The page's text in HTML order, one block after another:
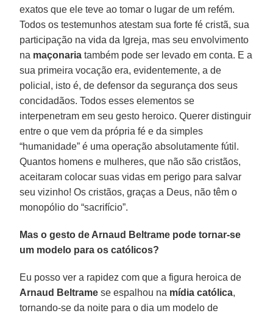
exatos que ele teve ao tomar o lugar de um refém.
Todos os testemunhos atestam sua forte fé cristã, sua
participação na vida da Igreja, mas seu envolvimento
na maçonaria também pode ser levado em conta. E a
sua primeira vocação era, evidentemente, a de
policial, isto é, de defensor da segurança dos seus
concidadãos. Todos esses elementos se
interpenetram em seu gesto heroico. Querer distinguir
entre o que vem da própria fé e da simples
“humanidade” é uma operação absolutamente fútil.
Quantos homens e mulheres, que não são cristãos,
aceitaram colocar suas vidas em perigo para salvar
seu vizinho! Os cristãos, graças a Deus, não têm o
monopólio do “sacrifício”.
Mas o gesto de Arnaud Beltrame pode tornar-se
um modelo para os católicos?
Eu posso ver a rapidez com que a figura heroica de
Arnaud Beltrame se espalhou na mídia católica,
tornando-se da noite para o dia um modelo de